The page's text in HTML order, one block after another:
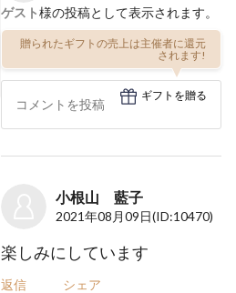
ゲスト様の投稿として表示されます。
贈られたギフトの売上は主催者に還元
されます!
ギフトを贈る
小根山 藍子
2021年08月09日(ID:10470)
楽しみにしています
返信 シェア